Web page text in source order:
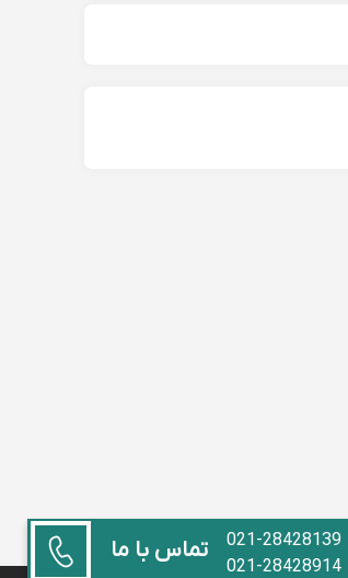
تماس با ما
021-28428139
021-28428914